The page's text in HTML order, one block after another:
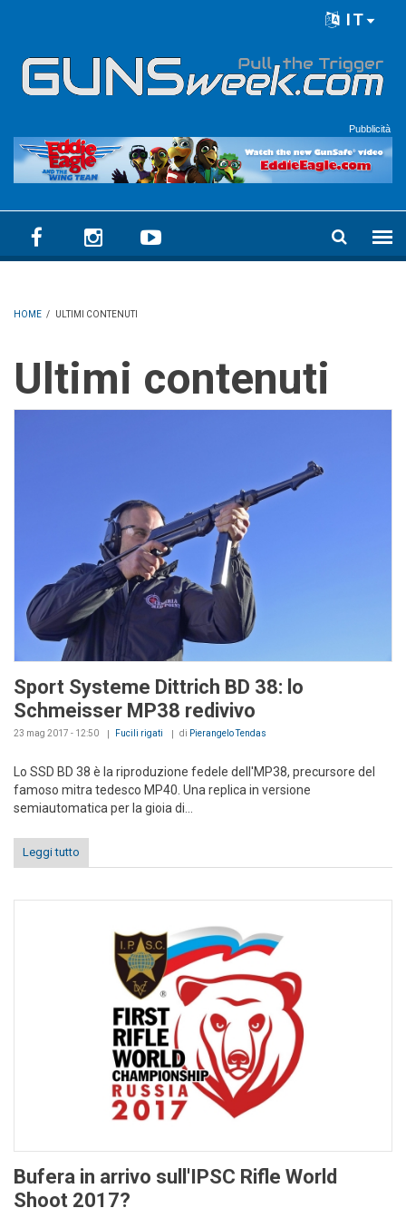
IT
Pubblicità
HOME / ULTIMI CONTENUTI
Ultimi contenuti
Sport Systeme Dittrich BD 38: lo
Schmeisser MP38 redivivo
23 mag 2017 - 12:50 Fucili rigati di Pierangelo Tendas
Lo SSD BD 38 è la riproduzione fedele dell'MP38, precursore del
famoso mitra tedesco MP40. Una replica in versione
semiautomatica per la gioia di...
Leggi tutto
Bufera in arrivo sull'IPSC Rifle World
Shoot 2017?